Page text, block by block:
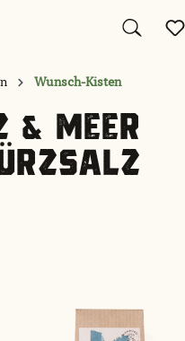
Wunsch-Kisten
& MEER